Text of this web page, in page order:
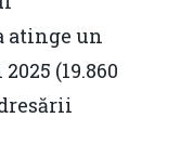
atinge un
(19.860